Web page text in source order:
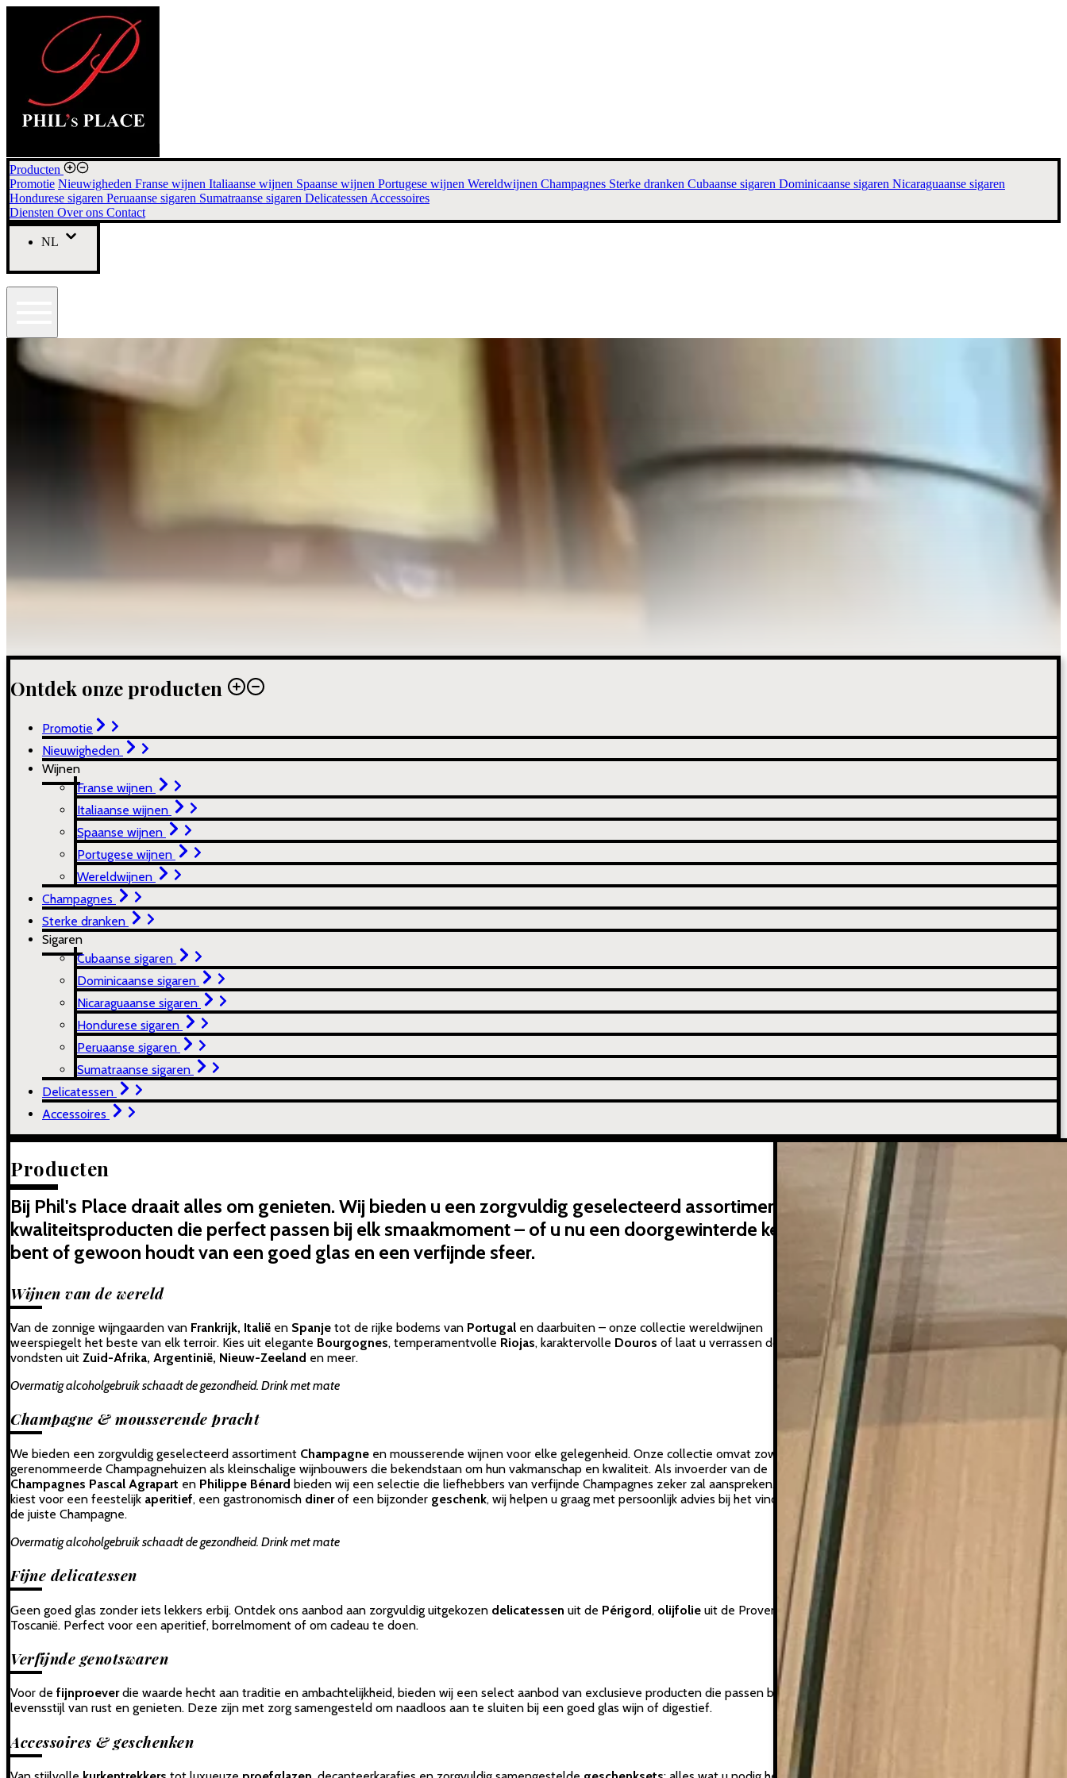
Producten
Promotie Nieuwigheden Franse wijnen Italiaanse wijnen Spaanse wijnen Portugese wijnen Wereldwijnen Champagnes Sterke dranken Cubaanse sigaren Dominicaanse sigaren Nicaraguaanse sigaren
Hondurese sigaren Peruaanse sigaren Sumatraanse sigaren Delicatessen Accessoires
Diensten Over ons Contact
NL
Ontdek onze producten
Promotie
Nieuwigheden
Wijnen
Franse wijnen
Italiaanse wijnen
Spaanse wijnen
Portugese wijnen
Wereldwijnen
Champagnes
Sterke dranken
Sigaren
Cubaanse sigaren
Dominicaanse sigaren
Nicaraguaanse sigaren
Hondurese sigaren
Peruaanse sigaren
Sumatraanse sigaren
Delicatessen
Accessoires
Producten
Bij Phil's Place draait alles om genieten. Wij bieden u een zorgvuldig geselecteerd assortiment van
kwaliteitsproducten die perfect passen bij elk smaakmoment – of u nu een doorgewinterde kenner
bent of gewoon houdt van een goed glas en een verfijnde sfeer.
Wijnen van de wereld
Van de zonnige wijngaarden van Frankrijk, Italië en Spanje tot de rijke bodems van Portugal en daarbuiten – onze collectie wereldwijnen
weerspiegelt het beste van elk terroir. Kies uit elegante Bourgognes, temperamentvolle Riojas, karaktervolle Douros of laat u verrassen door unieke
vondsten uit Zuid-Afrika, Argentinië, Nieuw-Zeeland en meer.
Overmatig alcoholgebruik schaadt de gezondheid. Drink met mate
Champagne & mousserende pracht
We bieden een zorgvuldig geselecteerd assortiment Champagne en mousserende wijnen voor elke gelegenheid. Onze collectie omvat zowel
gerenommeerde Champagnehuizen als kleinschalige wijnbouwers die bekendstaan om hun vakmanschap en kwaliteit. Als invoerder van de
Champagnes Pascal Agrapart en Philippe Bénard bieden wij een selectie die liefhebbers van verfijnde Champagnes zeker zal aanspreken. Of u nu
kiest voor een feestelijk aperitief, een gastronomisch dinerof een bijzonder geschenk, wij helpen u graag met persoonlijk advies bij het vinden van
de juiste Champagne.
Overmatig alcoholgebruik schaadt de gezondheid. Drink met mate
Fijne delicatessen
Geen goed glas zonder iets lekkers erbij. Ontdek ons aanbod aan zorgvuldig uitgekozen delicatessen uit de Périgord, olijfolie uit de Provence of
Toscanië. Perfect voor een aperitief, borrelmoment of om cadeau te doen.
Verfijnde genotswaren
Voor de fijnproeverdie waarde hecht aan traditie en ambachtelijkheid, bieden wij een select aanbod van exclusieve producten die passen bij een
levensstijl van rust en genieten. Deze zijn met zorg samengesteld om naadloos aan te sluiten bij een goed glas wijn of digestief.
Accessoires & geschenken